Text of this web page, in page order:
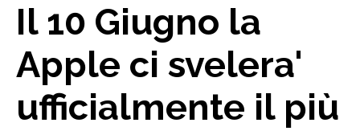
Il 10 Giugno la
Apple ci svelera'
ufficialmente il più